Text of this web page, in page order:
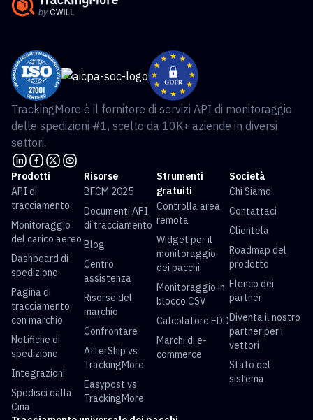
TrackingMore è il fornitore di servizi API di monitoraggio
delle spedizioni #1, scelto da 10K+ aziende in diversi
settori.
Prodotti
API di
tracciamento
Monitoraggio
del carico aereo
Dashboard di
spedizione
Pagina di
tracciamento
con marchio
Notifiche di
spedizione
Integrazioni
Spedisci dalla
Cina
Risorse
BFCM 2025
Documenti API
di tracciamento
Blog
Centro
assistenza
Risorse del
marchio
Confrontare
AfterShip vs
TrackingMore
Easypost vs
TrackingMore
Strumenti
gratuiti
Controlla area
remota
Widget per il
monitoraggio
dei pacchi
Monitoraggio in
blocco CSV
Calcolatore EDD
Marchi di e-
commerce
Società
Chi Siamo
Contattaci
Clientela
Roadmap del
prodotto
Elenco dei
partner
Diventa il nostro
partner per i
vettori
Stato del
sistema